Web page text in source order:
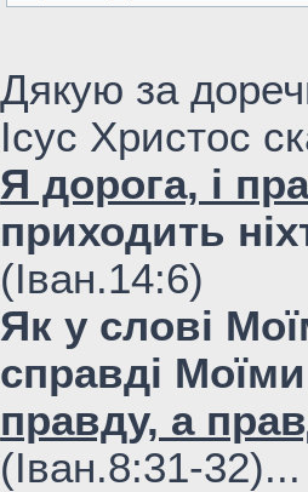
Дякую за
Ісус Христос
Я дорога, і
приходить
(Iван.14:6)
Як у слові
справді
правду, а
(Iван.8:31-32)...